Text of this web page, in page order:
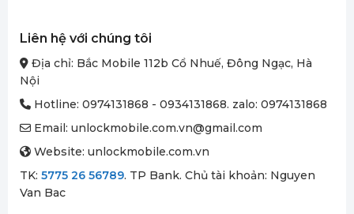
Liên hệ với chúng tôi
Địa chỉ: Bắc Mobile 112b Cổ Nhuế, Đông Ngạc, Hà
Nội
Hotline: 0974131868 - 0934131868. zalo: 0974131868
Email: unlockmobile.com.vn@gmail.com
Website: unlockmobile.com.vn
TK: 5775 26 56789. TP Bank. Chủ tài khoản: Nguyen
Van Bac